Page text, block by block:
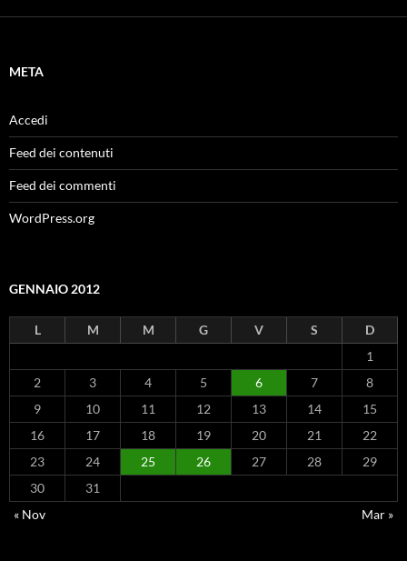
META
Accedi
Feed dei contenuti
Feed dei commenti
WordPress.org
GENNAIO 2012
L M M G V S
D
1
2
3 4 5 6 7
8
9
10 11 12 13 14
15
16
17 18 19 20 21
22
23
24 25 26 27 28
29
30
31
« Nov
Mar »